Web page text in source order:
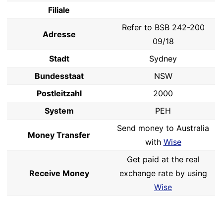
Filiale
Adresse
Refer to BSB 242-200
09/18
Stadt
Sydney
Bundesstaat
NSW
Postleitzahl
2000
System
PEH
Money Transfer
Send money to Australia
with Wise
Receive Money
Get paid at the real
exchange rate by using
Wise